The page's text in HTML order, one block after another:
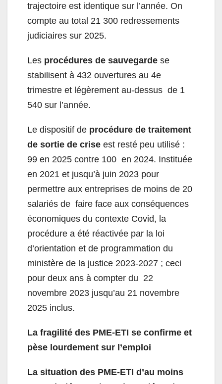
trajectoire est identique sur l’année. On
compte au total 21 300 redressements
judiciaires sur 2025.
Les procédures de sauvegarde se
stabilisent à 432 ouvertures au 4e
trimestre et légèrement au-dessus de 1
540 sur l’année.
Le dispositif de procédure de traitement
de sortie de crise est resté peu utilisé :
99 en 2025 contre 100 en 2024. Instituée
en 2021 et jusqu’à juin 2023 pour
permettre aux entreprises de moins de 20
salariés de faire face aux conséquences
économiques du contexte Covid, la
procédure a été réactivée par la loi
d’orientation et de programmation du
ministère de la justice 2023-2027 ; ceci
pour deux ans à compter du 22
novembre 2023 jusqu’au 21 novembre
2025 inclus.
La fragilité des PME-ETI se confirme et
pèse lourdement sur l’emploi
La situation des PME-ETI d’au moins